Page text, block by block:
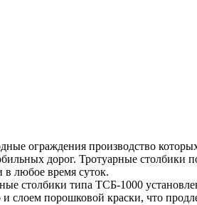
ограждения производство
дорог. Тротуарные столбики
любое время суток.
столбики типа ТСБ-1000
порошковой краски, что